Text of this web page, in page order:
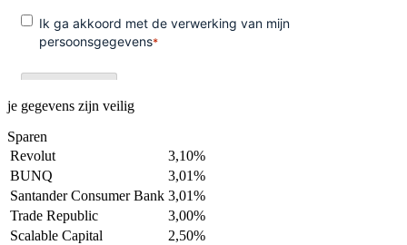
je gegevens zijn veilig
Sparen
Revolut
3,10%
BUNQ
3,01%
Santander Consumer Bank 3,01%
Trade Republic
3,00%
Scalable Capital
2,50%